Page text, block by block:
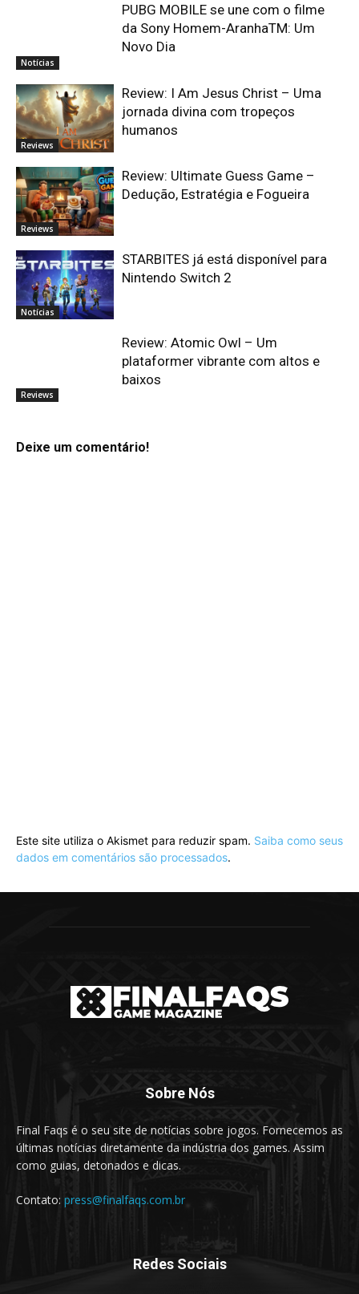
Notícias
PUBG MOBILE se une com o filme
da Sony Homem-AranhaTM: Um
Novo Dia
Reviews
Review: I Am Jesus Christ – Uma
jornada divina com tropeços
humanos
Reviews
Review: Ultimate Guess Game –
Dedução, Estratégia e Fogueira
Notícias
STARBITES já está disponível para
Nintendo Switch 2
Reviews
Review: Atomic Owl – Um
plataformer vibrante com altos e
baixos
Deixe um comentário!
Este site utiliza o Akismet para reduzir spam. Saiba como seus
dados em comentários são processados.
Sobre Nós
Final Faqs é o seu site de notícias sobre jogos. Fornecemos as
últimas notícias diretamente da indústria dos games. Assim
como guias, detonados e dicas.
Contato: press@finalfaqs.com.br
Redes Sociais